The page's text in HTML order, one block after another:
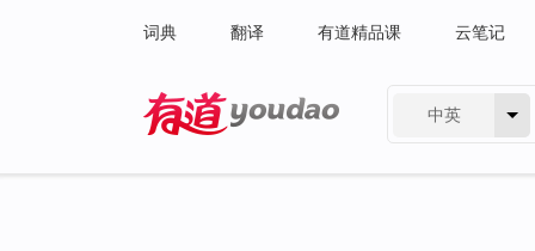
词典 翻译 有道精品课 云笔记
中英